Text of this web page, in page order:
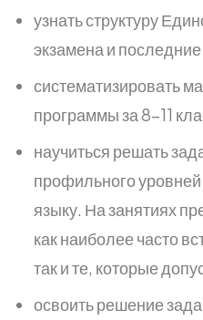
узнать структуру
экзамена и
систематизировать
программы за 8–11
научиться решать
профильного
языку. На занятиях
как наиболее часто
так и те, которые
освоить решение